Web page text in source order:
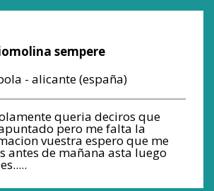
sempere
- alicante (españa)
queria deciros que
pero me falta la
vuestra espero que me
antes de mañana asta luego